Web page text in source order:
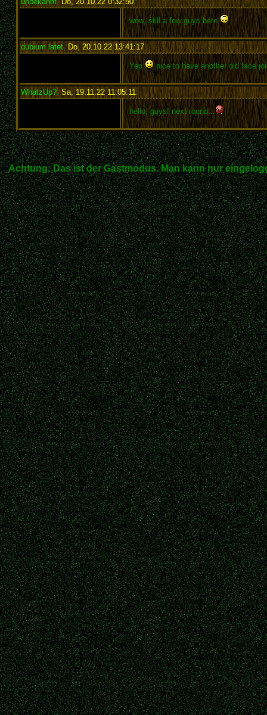
wow, still a few guys here
dubium latet, Do, 20.10.22 13:41:17:
Yep nice to have another old face
WhatzUp?,Sa, 19.11.22 11:05:11 :
hello, guys! next round...
Achtung: Das ist der Gastmodus. Man kann nur